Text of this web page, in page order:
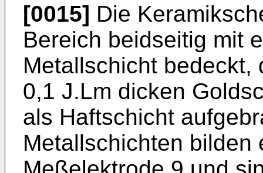
[0015] Die
Bereich beidseitig mit
Metallschicht
0,1 J.Lm dicken
als Haftschicht
Metallschichten bilden